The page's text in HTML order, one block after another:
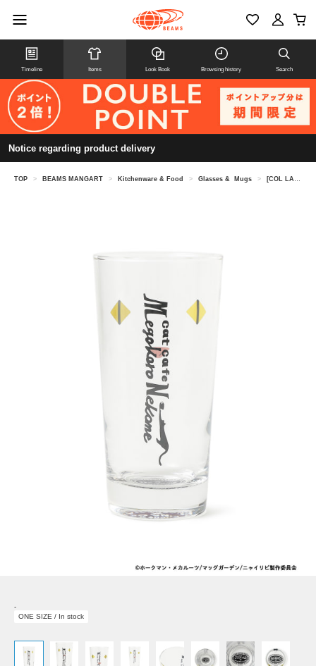
Timeline Items Look Book Browsing history Search
Notice regarding product delivery
TOP > BEAMS MANGART > Kitchenware & Food > Glasses & Mugs > [COL LABOR ATION] Night of the Living Cat / Megokoro Nekome Glass
-
ONE SIZE / In stock